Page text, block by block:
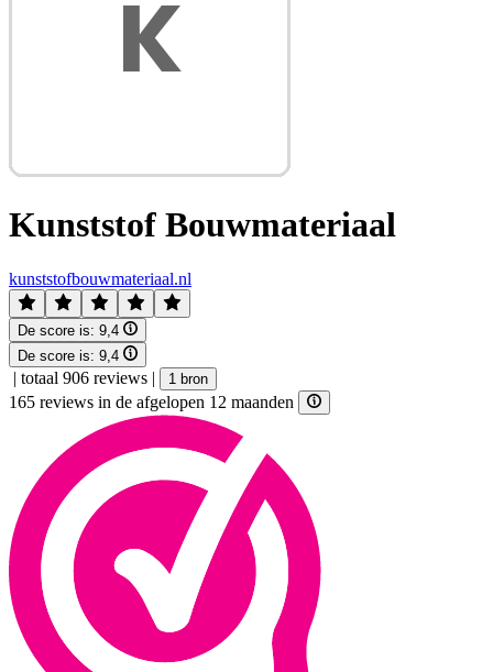
Kunststof Bouwmateriaal
kunststofbouwmateriaal.nl
De score is: 9,4
De score is: 9,4
| totaal 906 reviews | 1 bron
165 reviews in de afgelopen 12 maanden